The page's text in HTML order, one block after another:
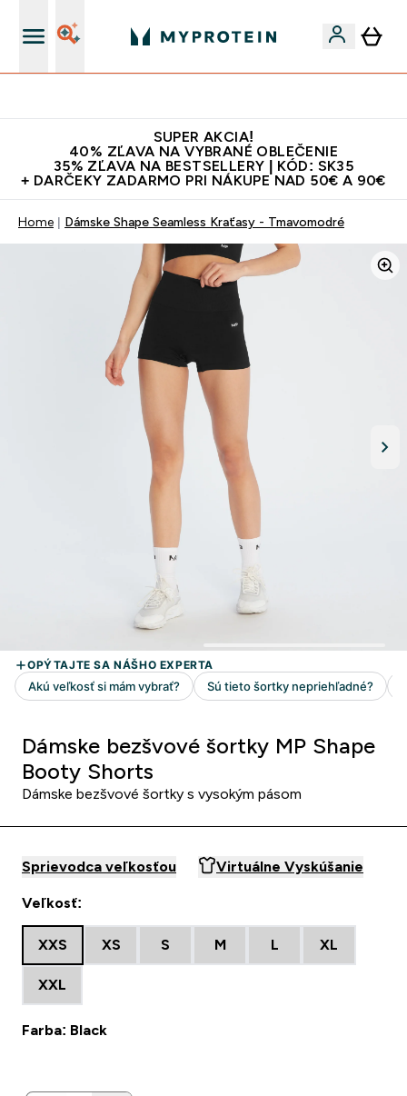
SUPER AKCIA!
40% ZĽAVA NA VYBRANÉ OBLEČENIE
35% ZĽAVA NA BESTSELLERY | KÓD: SK35
+ DARČEKY ZADARMO PRI NÁKUPE NAD 50€ A 90€
Home Dámske Shape Seamless Kraťasy - Tmavomodré
Dámske bezšvové šortky MP Shape
Booty Shorts
Dámske bezšvové šortky s vysokým pásom
Sprievodca veľkosťou Virtuálne Vyskúšanie
Veľkosť:
XXS XS S M L XL
XXL
Farba: Black